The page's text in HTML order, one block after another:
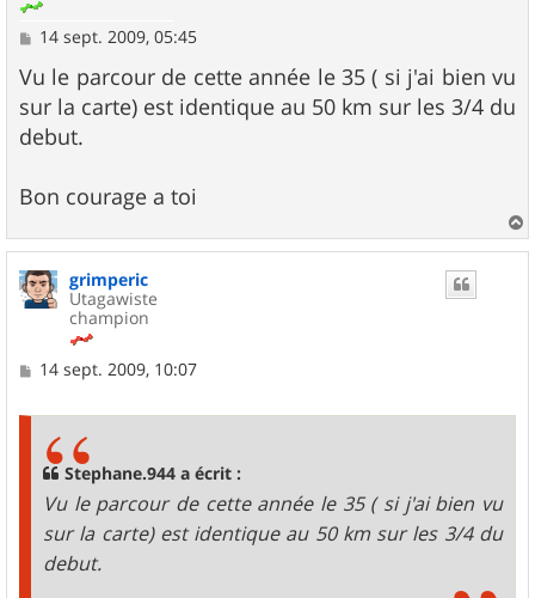
M
s
s
a
g
e
14 sept. 2009, 05:45
Vu le parcour de cette année le 35 ( si j'ai bien vu
sur la carte) est identique au 50 km sur les 3/4 du
debut.
Bon courage a toi
a
grimperic
Utagawiste
champion
M14 sept. 2009, 10:07
Stephane.944 a écrit :
Vu le parcour de cette année le 35 ( si j'ai bien vu
sur la carte) est identique au 50 km sur les 3/4 du
debut.